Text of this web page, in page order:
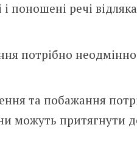
поношені речі
потрібно
та побажання
можуть притягнути